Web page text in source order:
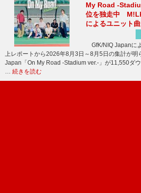
My Road -
位を独走中
によるユニット
GfK/NIQ Japanに
上レポートから2026年8月3日～8月5日の集計が明
Japan「On My Road -Stadium ver.-」が11,550ダ
… 続きを読む